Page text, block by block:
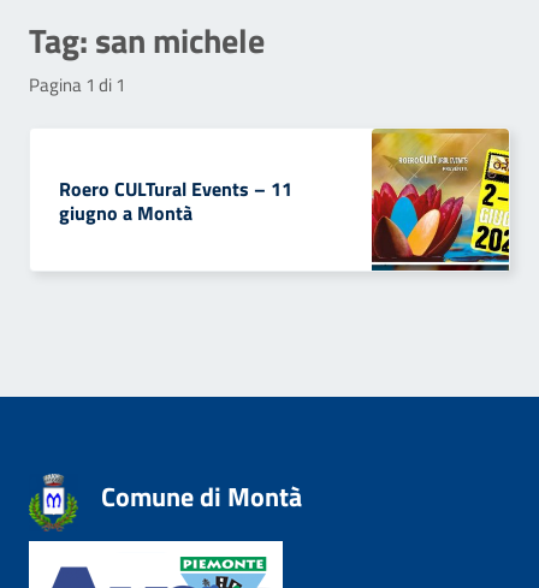
Tag:san michele
Pagina 1 di 1
Roero CULTural Events – 11
giugno a Montà
Comune di Montà